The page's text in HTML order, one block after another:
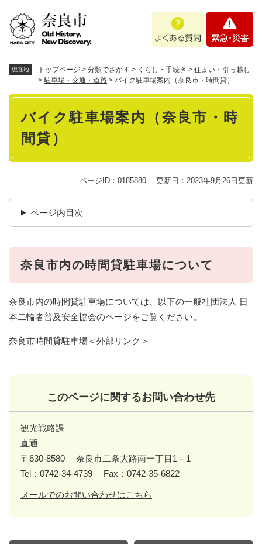
あ
問
・
現在地 トップページ > 分類でさがす > くらし・手続き > 住まい・引っ越し
>駐車場・交通・道路 > バイク駐車場案内（奈良市・時間貸）
本
バイク駐車場案内（奈良市・時
間貸）
ページID：0185880 更新日：2023年9月26日更新
ページ内目次
奈良市内の時間貸駐車場について
奈良市内の時間貸駐車場については、以下の一般社団法人 日
本二輪者普及安全協会のページをご覧ください。
奈良市時間貸駐車場 ＜外部リンク＞
このページに関するお問い合わせ先
観光戦略課
直通
〒630-8580
奈良市二条大路南一丁目1－1
Tel：0742-34-4739
Fax：0742-35-6822
メールでのお問い合わせはこちら